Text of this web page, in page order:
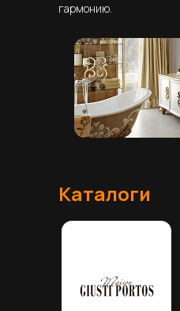
гармонию.
Каталоги